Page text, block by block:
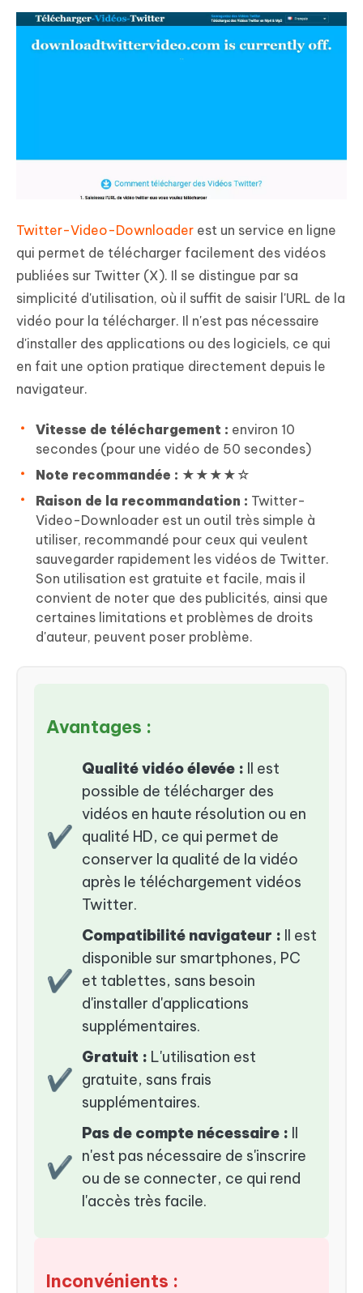
Twitter-Video-Downloader est un service en ligne
qui permet de télécharger facilement des vidéos
publiées sur Twitter (X). Il se distingue par sa
simplicité d'utilisation, où il suffit de saisir l'URL de la
vidéo pour la télécharger. Il n'est pas nécessaire
d'installer des applications ou des logiciels, ce qui
en fait une option pratique directement depuis le
navigateur.
Vitesse de téléchargement : environ 10
secondes (pour une vidéo de 50 secondes)
Note recommandée : ★★★★☆
Raison de la recommandation : Twitter-
Video-Downloader est un outil très simple à
utiliser, recommandé pour ceux qui veulent
sauvegarder rapidement les vidéos de Twitter.
Son utilisation est gratuite et facile, mais il
convient de noter que des publicités, ainsi que
certaines limitations et problèmes de droits
d'auteur, peuvent poser problème.
Avantages :
✔
Qualité vidéo élevée : Il est
possible de télécharger des
vidéos en haute résolution ou en
qualité HD, ce qui permet de
conserver la qualité de la vidéo
après le téléchargement vidéos
Twitter.
✔
Compatibilité navigateur : Il est
disponible sur smartphones, PC
et tablettes, sans besoin
d'installer d'applications
supplémentaires.
✔
Gratuit : L'utilisation est
gratuite, sans frais
supplémentaires.
✔
Pas de compte nécessaire : Il
n'est pas nécessaire de s'inscrire
ou de se connecter, ce qui rend
l'accès très facile.
Inconvénients :